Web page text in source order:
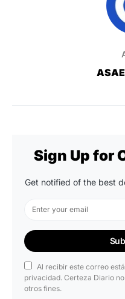
Sign Up for
Get notified of the best
Al recibir este correo
privacidad. Certeza Diario
otros fines.